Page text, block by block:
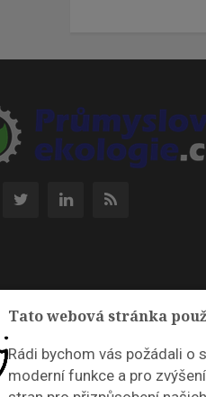
Tato webová stránka
Rádi bychom vás požádali o
moderní funkce a pro
ekologie © 2026 |Nastavení